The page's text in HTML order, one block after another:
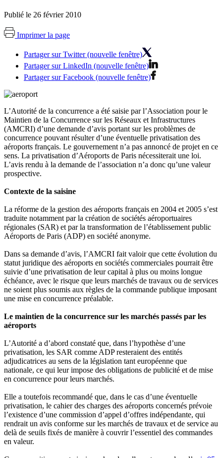
Publié le 26 février 2010
Imprimer la page
Partager sur Twitter (nouvelle fenêtre)
Partager sur LinkedIn (nouvelle fenêtre)
Partager sur Facebook (nouvelle fenêtre)
L’Autorité de la concurrence a été saisie par l’Association pour le
Maintien de la Concurrence sur les Réseaux et Infrastructures
(AMCRI) d’une demande d’avis portant sur les problèmes de
concurrence pouvant résulter d’une éventuelle privatisation des
aéroports français. Le gouvernement n’a pas annoncé de projet en ce
sens. La privatisation d’Aéroports de Paris nécessiterait une loi.
L’avis rendu à la demande de l’association n’a donc qu’une valeur
prospective.
Contexte de la saisine
La réforme de la gestion des aéroports français en 2004 et 2005 s’est
traduite notamment par la création de sociétés aéroportuaires
régionales (SAR) et par la transformation de l’établissement public
Aéroports de Paris (ADP) en société anonyme.
Dans sa demande d’avis, l’AMCRI fait valoir que cette évolution du
statut juridique des aéroports en sociétés commerciales pourrait être
suivie d’une privatisation de leur capital à plus ou moins longue
échéance, avec le risque que leurs marchés de travaux ou de services
ne soient plus soumis aux règles de la commande publique imposant
une mise en concurrence préalable.
Le maintien de la concurrence sur les marchés passés par les
aéroports
L’Autorité a d’abord constaté que, dans l’hypothèse d’une
privatisation, les SAR comme ADP resteraient des entités
adjudicatrices au sens de la législation tant européenne que
nationale, ce qui leur impose des obligations de publicité et de mise
en concurrence pour leurs marchés.
Elle a toutefois recommandé que, dans le cas d’une éventuelle
privatisation, le cahier des charges des aéroports concernés prévoie
l’existence d’une commission d’appel d’offres indépendante, qui
rendrait un avis conforme sur les marchés de travaux et de service au
delà de seuils fixés de manière à couvrir l’essentiel des commandes
en valeur.